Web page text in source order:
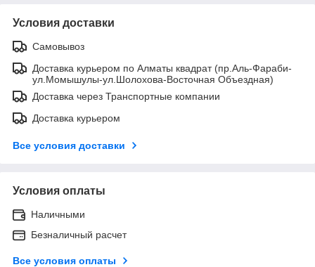
Условия доставки
Самовывоз
Доставка курьером по Алматы квадрат (пр.Аль-Фараби-
ул.Момышулы-ул.Шолохова-Восточная Объездная)
Доставка через Транспортные компании
Доставка курьером
Все условия доставки
Условия оплаты
Наличными
Безналичный расчет
Все условия оплаты